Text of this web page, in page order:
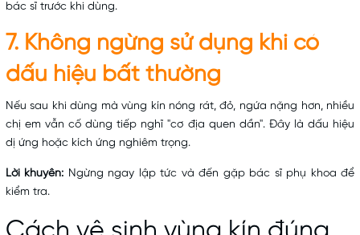
bác sĩ trước khi dùng.
7. Không ngừng sử dụng khi có
dấu hiệu bất thường
Nếu sau khi dùng mà vùng kín nóng rát, đỏ, ngứa nặng hơn, nhiều
chị em vẫn cố dùng tiếp nghĩ "cơ địa quen dần". Đây là dấu hiệu
dị ứng hoặc kích ứng nghiêm trọng.
Lời khuyên: Ngừng ngay lập tức và đến gặp bác sĩ phụ khoa để
kiểm tra.